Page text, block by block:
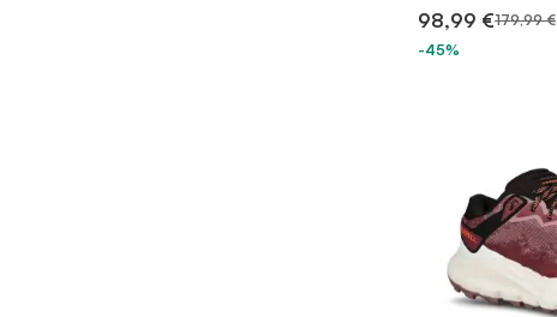
98,99 €179,99 €
-45%